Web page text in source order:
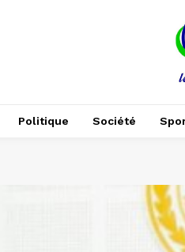
Politique Société